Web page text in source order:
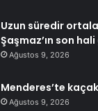
Uzun süredir
Şaşmaz’ın son
Ağustos 9, 2026
Menderes’te
Ağustos 9, 2026